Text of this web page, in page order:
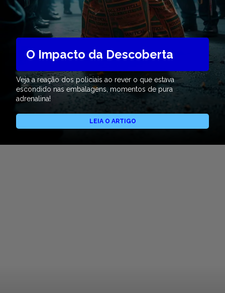
O Impacto da Descoberta
Veja a reação dos policiais ao rever o que estava
escondido nas embalagens, momentos de pura
adrenalina!
LEIA O ARTIGO